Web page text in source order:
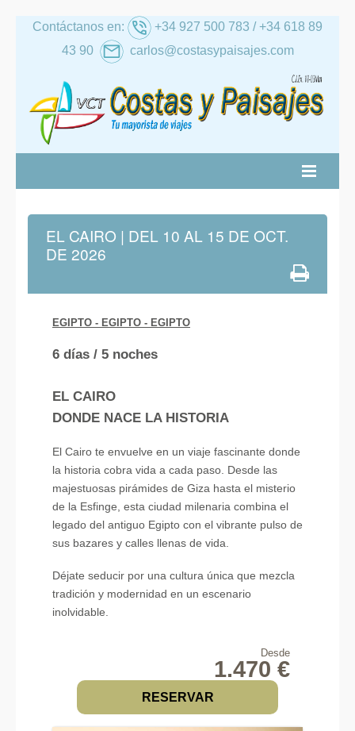
Contáctanos en:
+34 927 500 783 / +34 618 89
43 90
carlos@costasypaisajes.com
EL CAIRO | DEL 10 AL 15 DE OCT.
DE 2026
EGIPTO - EGIPTO - EGIPTO
6 días / 5 noches
EL CAIRO
DONDE NACE LA HISTORIA
El Cairo te envuelve en un viaje fascinante donde
la historia cobra vida a cada paso. Desde las
majestuosas pirámides de Giza hasta el misterio
de la Esfinge, esta ciudad milenaria combina el
legado del antiguo Egipto con el vibrante pulso de
sus bazares y calles llenas de vida.
Déjate seducir por una cultura única que mezcla
tradición y modernidad en un escenario
inolvidable.
Desde
1.470 €
RESERVAR